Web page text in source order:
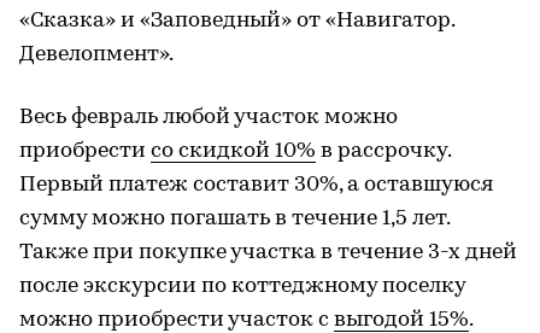
«Сказка» и «Заповедный» от «Навигатор.
Девелопмент».
Весь февраль любой участок можно
приобрести со скидкой 10% в рассрочку.
Первый платеж составит 30%, а оставшуюся
сумму можно погашать в течение 1,5 лет.
Также при покупке участка в течение 3-х дней
после экскурсии по коттеджному поселку
можно приобрести участок с выгодой 15%.